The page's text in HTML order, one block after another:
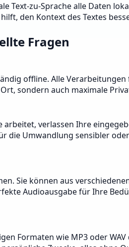
Text-zu-Sprache alle Daten
den Kontext des Textes
Fragen
offline. Alle
sondern auch maximale
verlassen Ihre
die Umwandlung sensibler
Sie können aus
Audioausgabe für Ihre
Formaten wie MP3 oder